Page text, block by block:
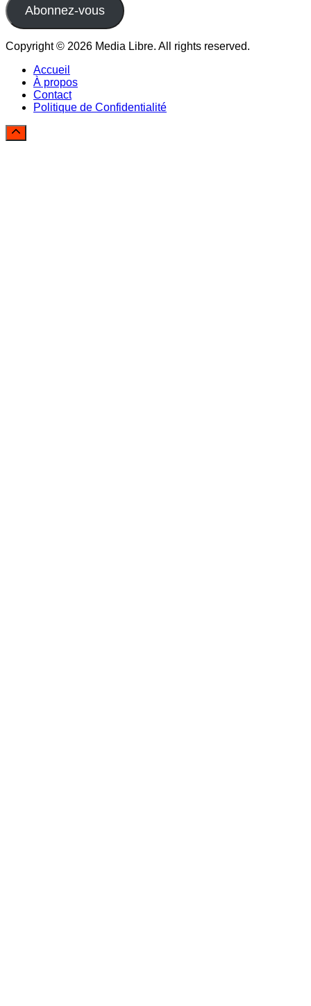
Abonnez-vous
Copyright © 2026 Media Libre. All rights reserved.
Accueil
À propos
Contact
Politique de Confidentialité